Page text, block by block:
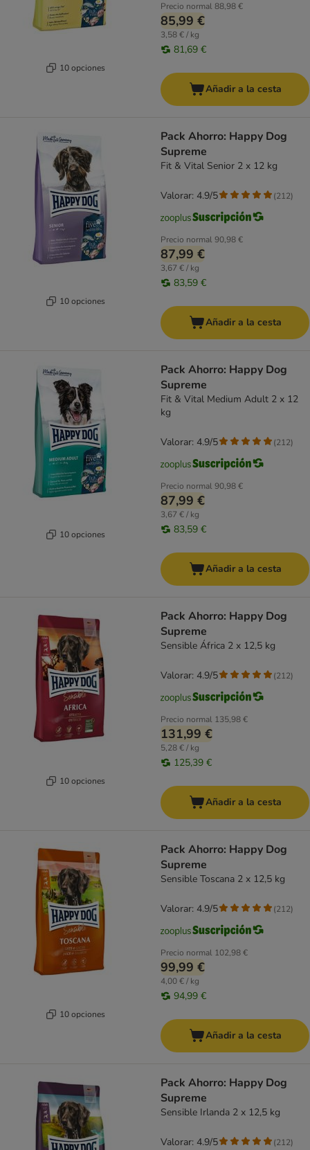
10 opciones
Precio normal88,98 €
85,99 €
3,58 € / kg
81,69 €
Añadir a la cesta
10 opciones
Pack Ahorro: Happy Dog
Supreme
Fit & Vital Senior 2 x 12 kg
Precio normal90,98 €
87,99 €
3,67 € / kg
83,59 €
Valorar: 4.9/5 (212)
Añadir a la cesta
10 opciones
Pack Ahorro: Happy Dog
Supreme
Fit & Vital Medium Adult 2 x 12
kg
Precio normal90,98 €
87,99 €
3,67 € / kg
83,59 €
Valorar: 4.9/5 (212)
Añadir a la cesta
10 opciones
Pack Ahorro: Happy Dog
Supreme
Sensible África 2 x 12,5 kg
Precio normal 135,98 €
131,99 €
5,28 € / kg
125,39 €
Valorar: 4.9/5 (212)
Añadir a la cesta
10 opciones
Pack Ahorro: Happy Dog
Supreme
Sensible Toscana 2 x 12,5 kg
Precio normal 102,98 €
99,99 €
4,00 € / kg
94,99 €
Valorar: 4.9/5 (212)
Añadir a la cesta
Pack Ahorro: Happy Dog
Supreme
Sensible Irlanda 2 x 12,5 kg
Valorar: 4.9/5 (212)